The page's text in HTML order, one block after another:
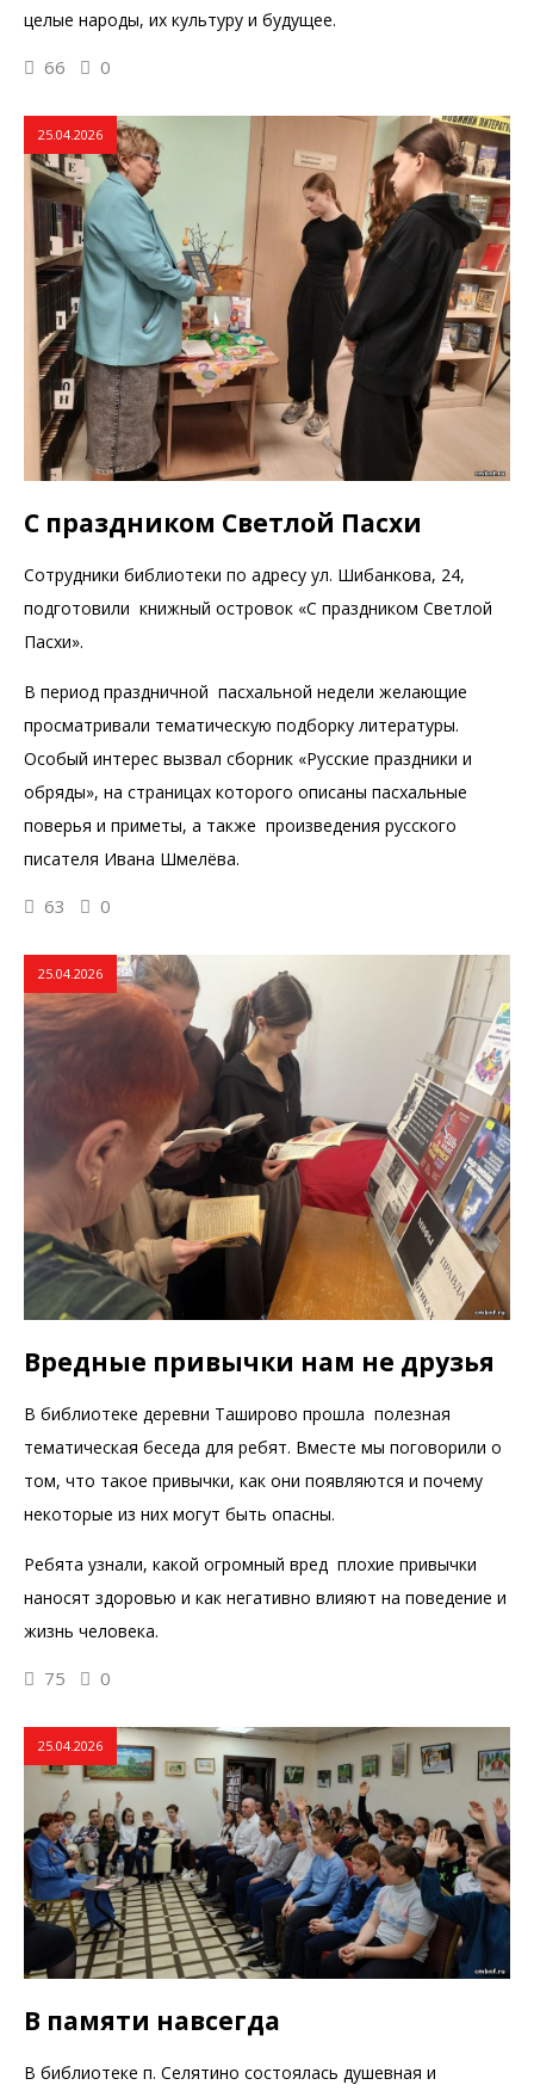
целые народы, их культуру и будущее.
66 0
25.04.2026
С праздником Светлой Пасхи
Сотрудники библиотеки по адресу ул. Шибанкова, 24,
подготовили книжный островок «С праздником Светлой
Пасхи».
В период праздничной пасхальной недели желающие
просматривали тематическую подборку литературы.
Особый интерес вызвал сборник «Русские праздники и
обряды», на страницах которого описаны пасхальные
поверья и приметы, а также произведения русского
писателя Ивана Шмелёва.
63 0
25.04.2026
Вредные привычки нам не друзья
В библиотеке деревни Таширово прошла полезная
тематическая беседа для ребят. Вместе мы поговорили о
том, что такое привычки, как они появляются и почему
некоторые из них могут быть опасны.
Ребята узнали, какой огромный вред плохие привычки
наносят здоровью и как негативно влияют на поведение и
жизнь человека.
75 0
25.04.2026
В памяти навсегда
В библиотеке п. Селятино состоялась душевная и